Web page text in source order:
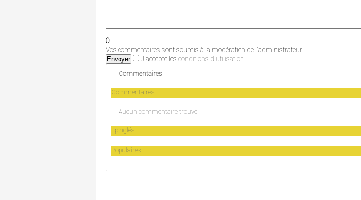
0
Vos commentaires sont soumis à la modération de l'administrateur.
Envoyer J'accepte les conditions d'utilisation.
Commentaires
Commentaires
Aucun commentaire trouvé
Epinglés
Populaires